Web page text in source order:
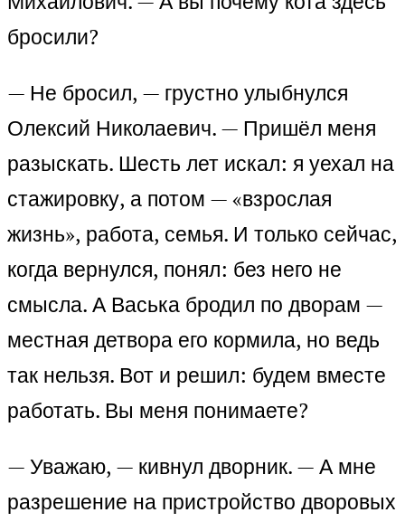
бросили?
— Не бросил, — грустно улыбнулся
Олексий Николаевич. — Пришёл меня
разыскать. Шесть лет искал: я уехал на
стажировку, а потом — «взрослая
жизнь», работа, семья. И только сейчас,
когда вернулся, понял: без него не
смысла. А Васька бродил по дворам —
местная детвора его кормила, но ведь
так нельзя. Вот и решил: будем вместе
работать. Вы меня понимаете?
— Уважаю, — кивнул дво­рник. — А мне
разрешение на пристройство дворовых